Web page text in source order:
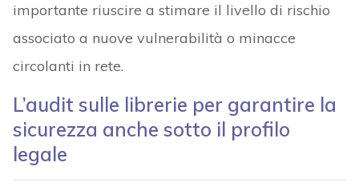
importante riuscire a stimare il livello di rischio
associato a nuove vulnerabilità o minacce
circolanti in rete.
L’audit sulle librerie per garantire la
sicurezza anche sotto il profilo
legale